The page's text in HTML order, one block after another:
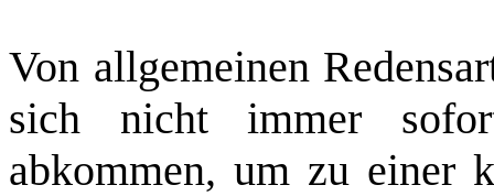
Von allgemeinen
sich nicht immer
abkommen, um zu einer